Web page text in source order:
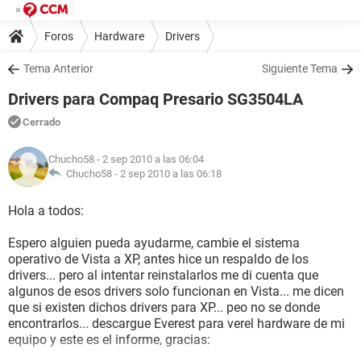
Foros Hardware Drivers
Tema Anterior Siguiente Tema
Drivers para Compaq Presario SG3504LA
Cerrado
Chucho58 - 2 sep 2010 a las 06:04
Chucho58 - 2 sep 2010 a las 06:18
Hola a todos:
Espero alguien pueda ayudarme, cambie el sistema
operativo de Vista a XP, antes hice un respaldo de los
drivers... pero al intentar reinstalarlos me di cuenta que
algunos de esos drivers solo funcionan en Vista... me dicen
que si existen dichos drivers para XP... peo no se donde
encontrarlos... descargue Everest para verel hardware de mi
equipo y este es el informe, gracias: